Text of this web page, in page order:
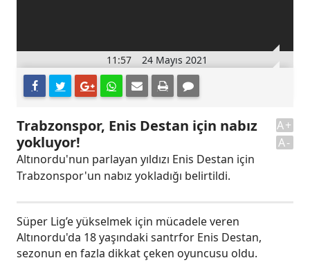
11:57 24 Mayıs 2021
Trabzonspor, Enis Destan için nabız
yokluyor!
Altınordu'nun parlayan yıldızı Enis Destan için
Trabzonspor'un nabız yokladığı belirtildi.
A+
A-
Süper Lig’e yükselmek için mücadele veren
Altınordu'da 18 yaşındaki santrfor Enis Destan,
sezonun en fazla dikkat çeken oyuncusu oldu.